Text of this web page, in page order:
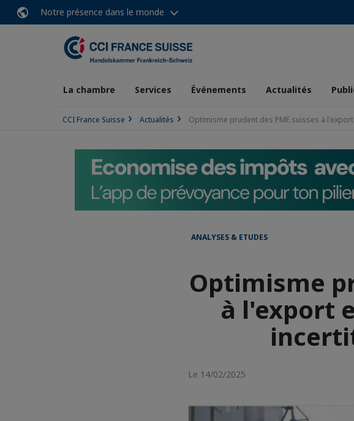
Notre présence dans le monde
La chambre Services Événements Actualités
CCI France Suisse Actualités Optimisme prudent des PME suisses à
ANALYSES & ETUDES
Optimisme
à l'export
Le 14/02/2025